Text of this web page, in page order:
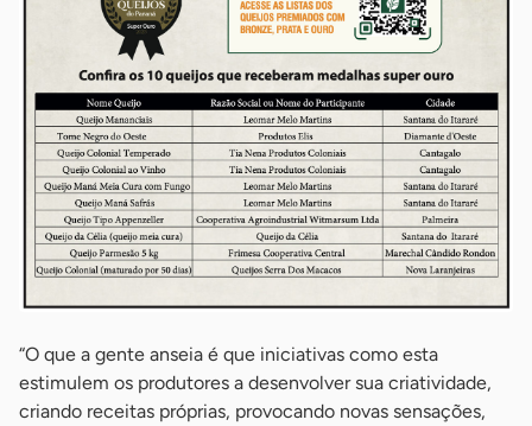
“O que a gente anseia é que iniciativas como esta
estimulem os produtores a desenvolver sua criatividade,
criando receitas próprias, provocando novas sensações,